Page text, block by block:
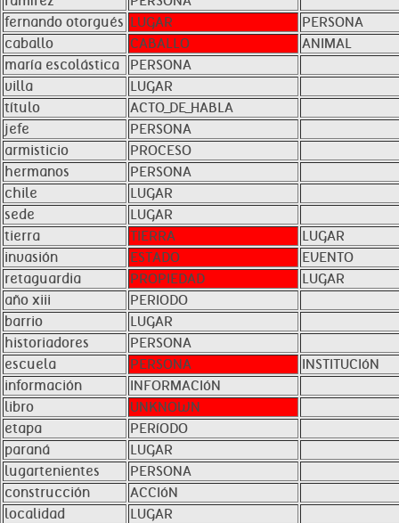
fernando otorgués LUGAR
PERSONA
caballo
CABALLO
ANIMAL
maría escolástica
PERSONA
villa
LUGAR
título
ACTO_DE_HABLA
jefe
PERSONA
armisticio
PROCESO
hermanos
PERSONA
chile
LUGAR
sede
LUGAR
tierra
TIERRA
LUGAR
invasión
ESTADO
EVENTO
retaguardia
PROPIEDAD
LUGAR
año xiii
PERIODO
barrio
LUGAR
historiadores
PERSONA
escuela
PERSONA
INSTITUCIóN
información
INFORMACIóN
libro
UNKNOWN
etapa
PERíODO
paraná
LUGAR
lugartenientes
PERSONA
construcción
ACCIóN
localidad
LUGAR